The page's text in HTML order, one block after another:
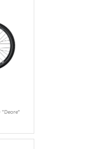
"Deore"